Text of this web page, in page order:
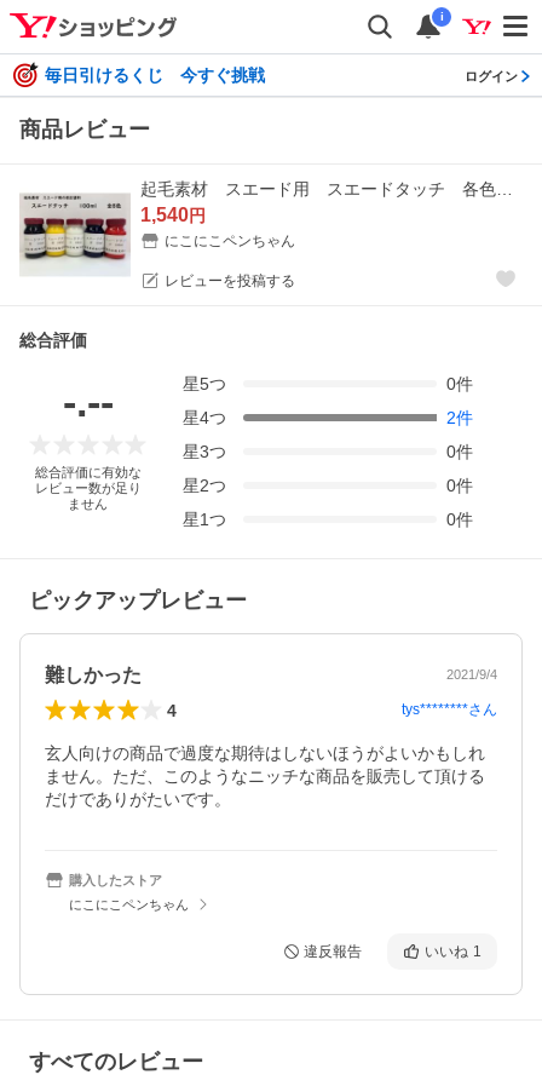
i
毎日引けるくじ 今すぐ挑戦 ログイン
商品レビュー
1,540円
にこにこペンちゃん
レビューを投稿する
総合評価
-.--
総合評価に有効な
レビュー数が足り
ません
星5つ 0件
星4つ 2件
星3つ 0件
星2つ 0件
星1つ 0件
ピックアップレビュー
難しかった 2021/9/4
4 tys********さん
玄人向けの商品で過度な期待はしないほうがよいかもしれ
ません。ただ、このようなニッチな商品を販売して頂ける
だけでありがたいです。
購入したストア
にこにこペンちゃん
違反報告 いいね 1
すべてのレビュー